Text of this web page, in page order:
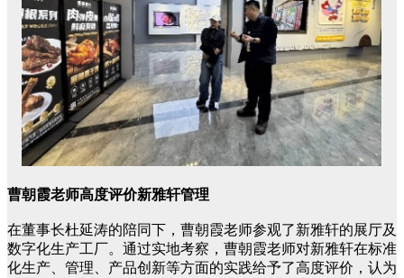
曹朝霞老师高度评价新雅轩管理
在董事长杜延涛的陪同下，曹朝霞老师参观了新雅轩的展厅及
数字化生产工厂。通过实地考察，曹朝霞老师对新雅轩在标准
化生产、管理、产品创新等方面的实践给予了高度评价，认为